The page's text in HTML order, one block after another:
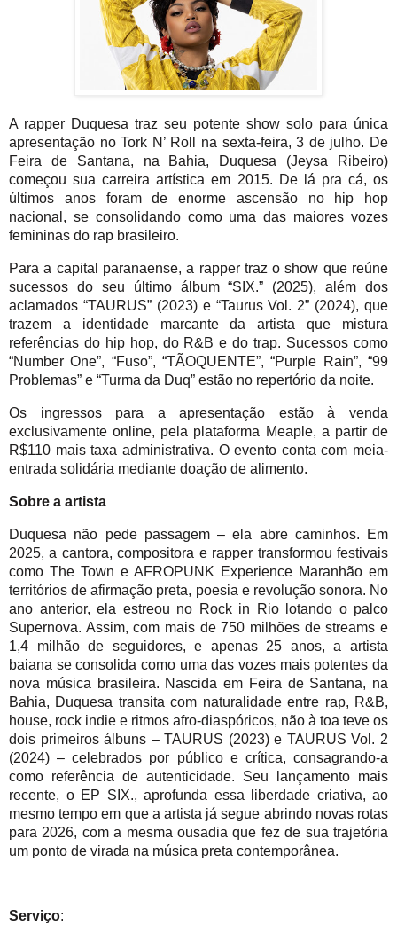
A rapper Duquesa traz seu potente show solo para única
apresentação no Tork N’ Roll na sexta-feira, 3 de julho. De
Feira de Santana, na Bahia, Duquesa (Jeysa Ribeiro)
começou sua carreira artística em 2015. De lá pra cá, os
últimos anos foram de enorme ascensão no hip hop
nacional, se consolidando como uma das maiores vozes
femininas do rap brasileiro.
Para a capital paranaense, a rapper traz o show que reúne
sucessos do seu último álbum “SIX.” (2025), além dos
aclamados “TAURUS” (2023) e “Taurus Vol. 2” (2024), que
trazem a identidade marcante da artista que mistura
referências do hip hop, do R&B e do trap. Sucessos como
“Number One”, “Fuso”, “TÃOQUENTE”, “Purple Rain”, “99
Problemas” e “Turma da Duq” estão no repertório da noite.
Os ingressos para a apresentação estão à venda
exclusivamente online, pela plataforma Meaple, a partir de
R$110 mais taxa administrativa. O evento conta com meia-
entrada solidária mediante doação de alimento.
Sobre a artista
Duquesa não pede passagem – ela abre caminhos. Em
2025, a cantora, compositora e rapper transformou festivais
como The Town e AFROPUNK Experience Maranhão em
territórios de afirmação preta, poesia e revolução sonora. No
ano anterior, ela estreou no Rock in Rio lotando o palco
Supernova. Assim, com mais de 750 milhões de streams e
1,4 milhão de seguidores, e apenas 25 anos, a artista
baiana se consolida como uma das vozes mais potentes da
nova música brasileira. Nascida em Feira de Santana, na
Bahia, Duquesa transita com naturalidade entre rap, R&B,
house, rock indie e ritmos afro-diaspóricos, não à toa teve os
dois primeiros álbuns – TAURUS (2023) e TAURUS Vol. 2
(2024) – celebrados por público e crítica, consagrando-a
como referência de autenticidade. Seu lançamento mais
recente, o EP SIX., aprofunda essa liberdade criativa, ao
mesmo tempo em que a artista já segue abrindo novas rotas
para 2026, com a mesma ousadia que fez de sua trajetória
um ponto de virada na música preta contemporânea.
Serviço: